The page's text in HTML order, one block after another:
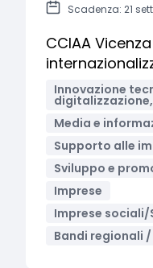
Scadenza: 21
CCIAA
Innovazione
digitalizzazione,
Media e
Supporto alle
Sviluppo e
Imprese
Imprese
Bandi regionali